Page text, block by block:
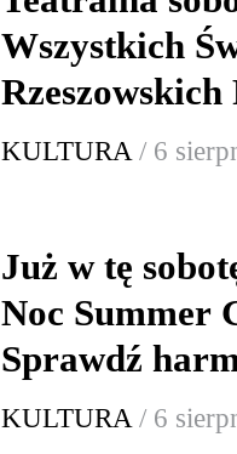
Wszystkich
KULTURA / 6
Już w tę
Noc Summer
Sprawdź
KULTURA / 6